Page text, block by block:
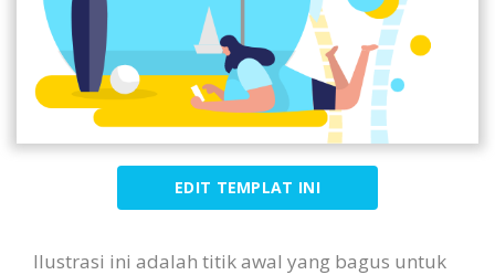
EDIT TEMPLAT INI
Ilustrasi ini adalah titik awal yang bagus untuk